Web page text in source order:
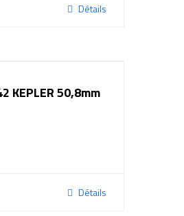
Détails
KEPLER 50,8mm
Détails